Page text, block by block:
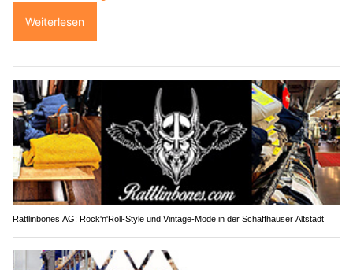
Weiterlesen
Rattlinbones AG: Rock'n'Roll-Style und Vintage-Mode in der Schaffhauser Altstadt